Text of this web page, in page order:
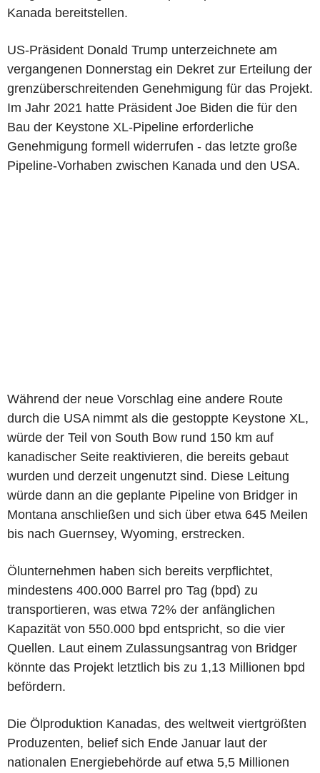
Kanada bereitstellen.
US-Präsident Donald Trump unterzeichnete am
vergangenen Donnerstag ein Dekret zur Erteilung der
grenzüberschreitenden Genehmigung für das Projekt.
Im Jahr 2021 hatte Präsident Joe Biden die für den
Bau der Keystone XL-Pipeline erforderliche
Genehmigung formell widerrufen - das letzte große
Pipeline-Vorhaben zwischen Kanada und den USA.
Während der neue Vorschlag eine andere Route
durch die USA nimmt als die gestoppte Keystone XL,
würde der Teil von South Bow rund 150 km auf
kanadischer Seite reaktivieren, die bereits gebaut
wurden und derzeit ungenutzt sind. Diese Leitung
würde dann an die geplante Pipeline von Bridger in
Montana anschließen und sich über etwa 645 Meilen
bis nach Guernsey, Wyoming, erstrecken.
Ölunternehmen haben sich bereits verpflichtet,
mindestens 400.000 Barrel pro Tag (bpd) zu
transportieren, was etwa 72% der anfänglichen
Kapazität von 550.000 bpd entspricht, so die vier
Quellen. Laut einem Zulassungsantrag von Bridger
könnte das Projekt letztlich bis zu 1,13 Millionen bpd
befördern.
Die Ölproduktion Kanadas, des weltweit viertgrößten
Produzenten, belief sich Ende Januar laut der
nationalen Energiebehörde auf etwa 5,5 Millionen